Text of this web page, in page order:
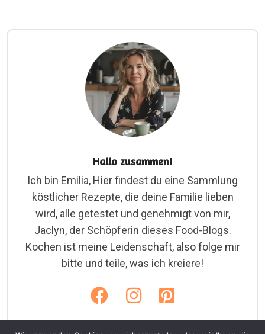
Hallo zusammen!
Ich bin Emilia, Hier findest du eine Sammlung
köstlicher Rezepte, die deine Familie lieben
wird, alle getestet und genehmigt von mir,
Jaclyn, der Schöpferin dieses Food-Blogs.
Kochen ist meine Leidenschaft, also folge mir
bitte und teile, was ich kreiere!